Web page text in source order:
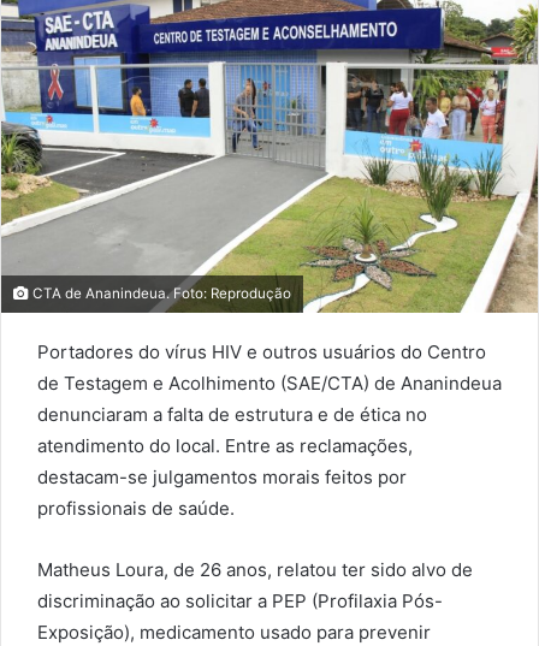
CTA de Ananindeua. Foto: Reprodução
Portadores do vírus HIV e outros usuários do Centro
de Testagem e Acolhimento (SAE/CTA) de Ananindeua
denunciaram a falta de estrutura e de ética no
atendimento do local. Entre as reclamações,
destacam-se julgamentos morais feitos por
profissionais de saúde.
Matheus Loura, de 26 anos, relatou ter sido alvo de
discriminação ao solicitar a PEP (Profilaxia Pós-
Exposição), medicamento usado para prevenir